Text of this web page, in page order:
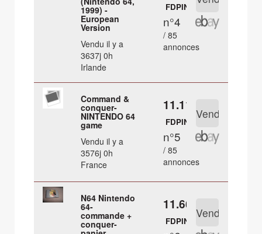
1999) -
European
Version
Vendu il y a
3637j 0h
Irlande
FDPIN
n°4
/ 85
annonces
Command &
conquer-
NINTENDO 64
game
Vendu il y a
3576j 0h
France
11.11 €
FDPIN
n°5
/ 85
annonces
N64 Nintendo
64-
commande +
conquer-
11.66 €
FDPIN